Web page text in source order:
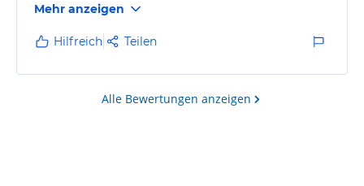
Mehr anzeigen
Hilfreich Teilen
Alle Bewertungen anzeigen